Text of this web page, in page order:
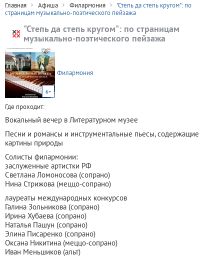
Главная Афиша Филармония
"Степь да степь кругом": по
страницам музыкально-поэтического пейзажа
"Степь да степь кругом": по страницам
музыкально-поэтического пейзажа
6+
Филармония
Где проходит:
Вокальный вечер в Литературном музее
Песни и романсы и инструментальные пьесы, содержащие
картины природы
Солисты филармонии:
заслуженные артистки РФ
Светлана Ломоносова (сопрано)
Нина Стрижова (меццо-сопрано)
лауреаты международных конкурсов
Галина Зольникова (сопрано)
Ирина Хубаева (сопрано)
Наталья Пашун (сопрано)
Элина Писаренко (сопрано)
Оксана Никитина (меццо-сопрано)
Иван Меньшиков (альт)